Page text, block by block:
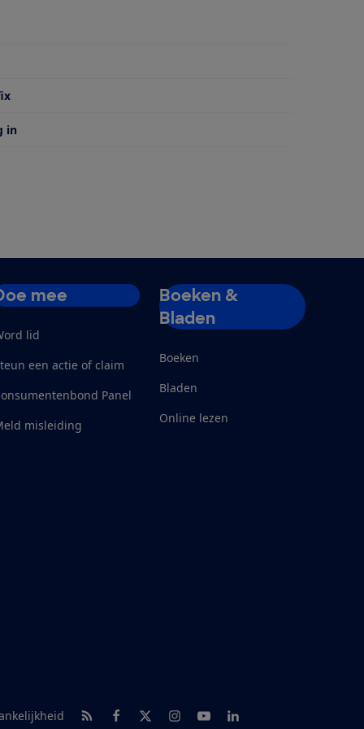
in
mee
lid
een actie of claim
Panel
misleiding
Boeken &
Bladen
Boeken
Bladen
Online lezen
RSS-feed nieuws
Facebook
TwitterInstagram
YoutubeLinkedIn